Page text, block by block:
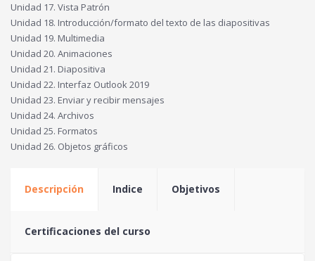
Unidad 17. Vista Patrón
Unidad 18. Introducción/formato del texto de las diapositivas
Unidad 19. Multimedia
Unidad 20. Animaciones
Unidad 21. Diapositiva
Unidad 22. Interfaz Outlook 2019
Unidad 23. Enviar y recibir mensajes
Unidad 24. Archivos
Unidad 25. Formatos
Unidad 26. Objetos gráficos
Descripción Indice Objetivos
Certificaciones del curso